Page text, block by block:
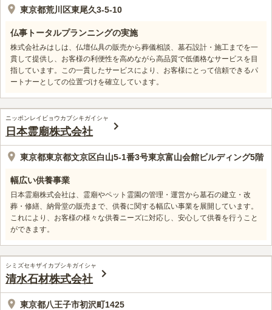
東京都荒川区東尾久3‐5‐10
仏事トータルプランニングの実施
株式会社みはしは、仏壇仏具の販売から葬儀相談、墓石設計・施工までを一
貫して提供し、お客様の利便性を高めながら高品質で低価格なサービスを目
指しています。この一貫したサービスにより、お客様にとって信頼できるパ
ートナーとしての位置づけを確立しています。
ニッポンレイビョウカブシキガイシャ
日本霊廟株式会社
東京都東京都文京区白山5-1番3号東京富山会館ビルディング5階
幅広い供養事業
日本霊廟株式会社は、霊廟やペット霊園の管理・運営から墓石の建立・改
葬・修繕、納骨堂の販売まで、供養に関する幅広い事業を展開しています。
これにより、お客様の様々な供養ニーズに対応し、安心して供養を行うこと
ができます。
シミズセキザイカブシキガイシャ
清水石材株式会社
東京都八王子市初沢町1425